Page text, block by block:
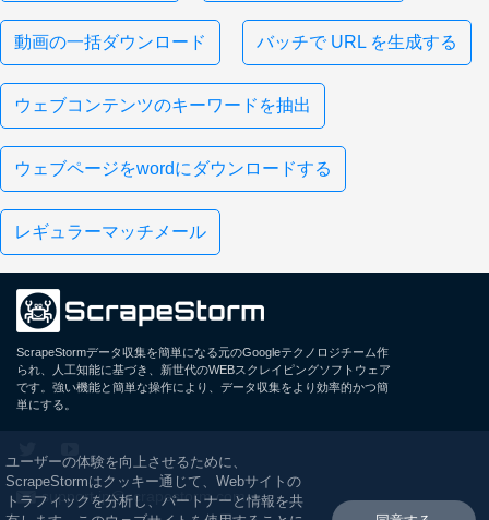
動画の一括ダウンロード バッチで URL を生成する
ウェブコンテンツのキーワードを抽出
ウェブページをwordにダウンロードする
レギュラーマッチメール
ScrapeStormデータ収集を簡単になる元のGoogleテクノロジチーム作
られ、人工知能に基づき、新世代のWEBスクレイピングソフトウェア
です。強い機能と簡単な操作により、データ収集をより効率的かつ簡
単にする。
support.jp@scrapestorm.com
ユーザーの体験を向上させるために、
ScrapeStormはクッキー通じて、Webサイトの
トラフィックを分析し、パートナーと情報を共